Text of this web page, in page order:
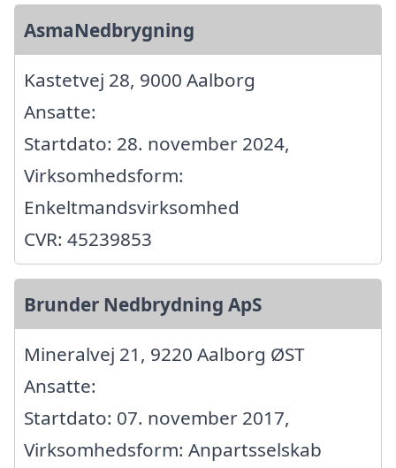
AsmaNedbrygning
Kastetvej 28, 9000 Aalborg
Ansatte:
Startdato: 28. november 2024,
Virksomhedsform:
Enkeltmandsvirksomhed
CVR: 45239853
Brunder Nedbrydning ApS
Mineralvej 21, 9220 Aalborg ØST
Ansatte:
Startdato: 07. november 2017,
Virksomhedsform: Anpartsselskab